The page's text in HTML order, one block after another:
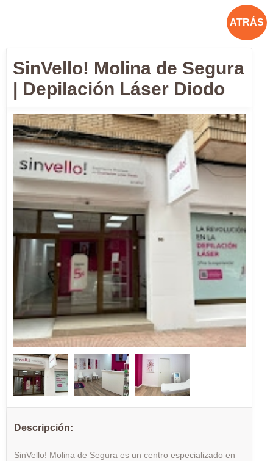
ATRÁS
SinVello! Molina de Segura
| Depilación Láser Diodo
Descripción:
SinVello! Molina de Segura es un centro especializado en